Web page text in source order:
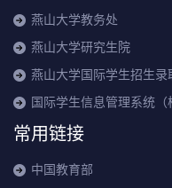
燕山大学教务处
燕山大学研究生院
燕山大学国际学生招生录
国际学生信息管理系统（
常用链接
中国教育部